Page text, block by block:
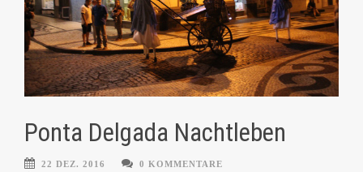
Ponta Delgada Nachtleben
22 DEZ. 2016
0 KOMMENTARE